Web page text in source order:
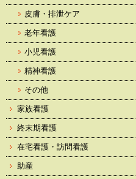
皮膚・排泄ケア
老年看護
小児看護
精神看護
その他
家族看護
終末期看護
在宅看護・訪問看護
助産